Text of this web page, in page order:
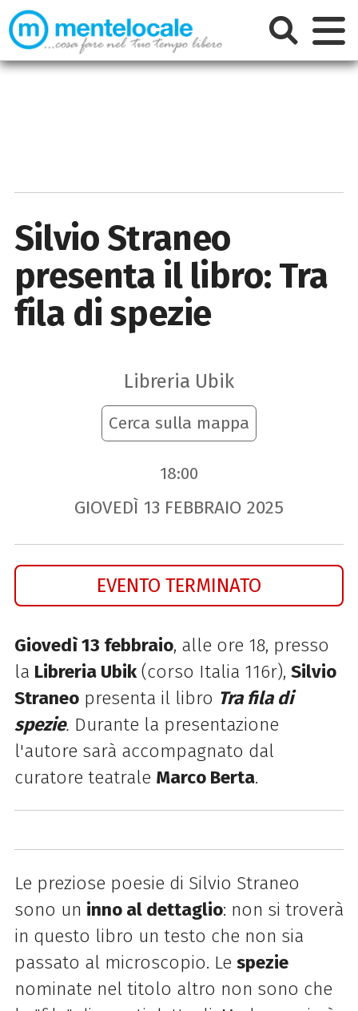
Silvio Straneo
presenta il libro: Tra
fila di spezie
Libreria Ubik
Cerca sulla mappa
18:00
GIOVEDÌ 13 FEBBRAIO 2025
EVENTO TERMINATO
Giovedì 13 febbraio, alle ore 18, presso
la Libreria Ubik(corso Italia 116r), Silvio
Straneopresenta il libro Tra fila di
spezie. Durante la presentazione
l'autore sarà accompagnato dal
curatore teatrale Marco Berta.
Le preziose poesie di Silvio Straneo
sono un inno al dettaglio: non si troverà
in questo libro un testo che non sia
passato al microscopio. Le spezie
nominate nel titolo altro non sono che